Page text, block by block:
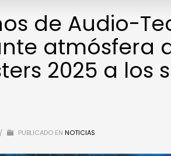
de Audio-
atmósfera
2025 a los
/ PUBLICADO EN NOTICIAS